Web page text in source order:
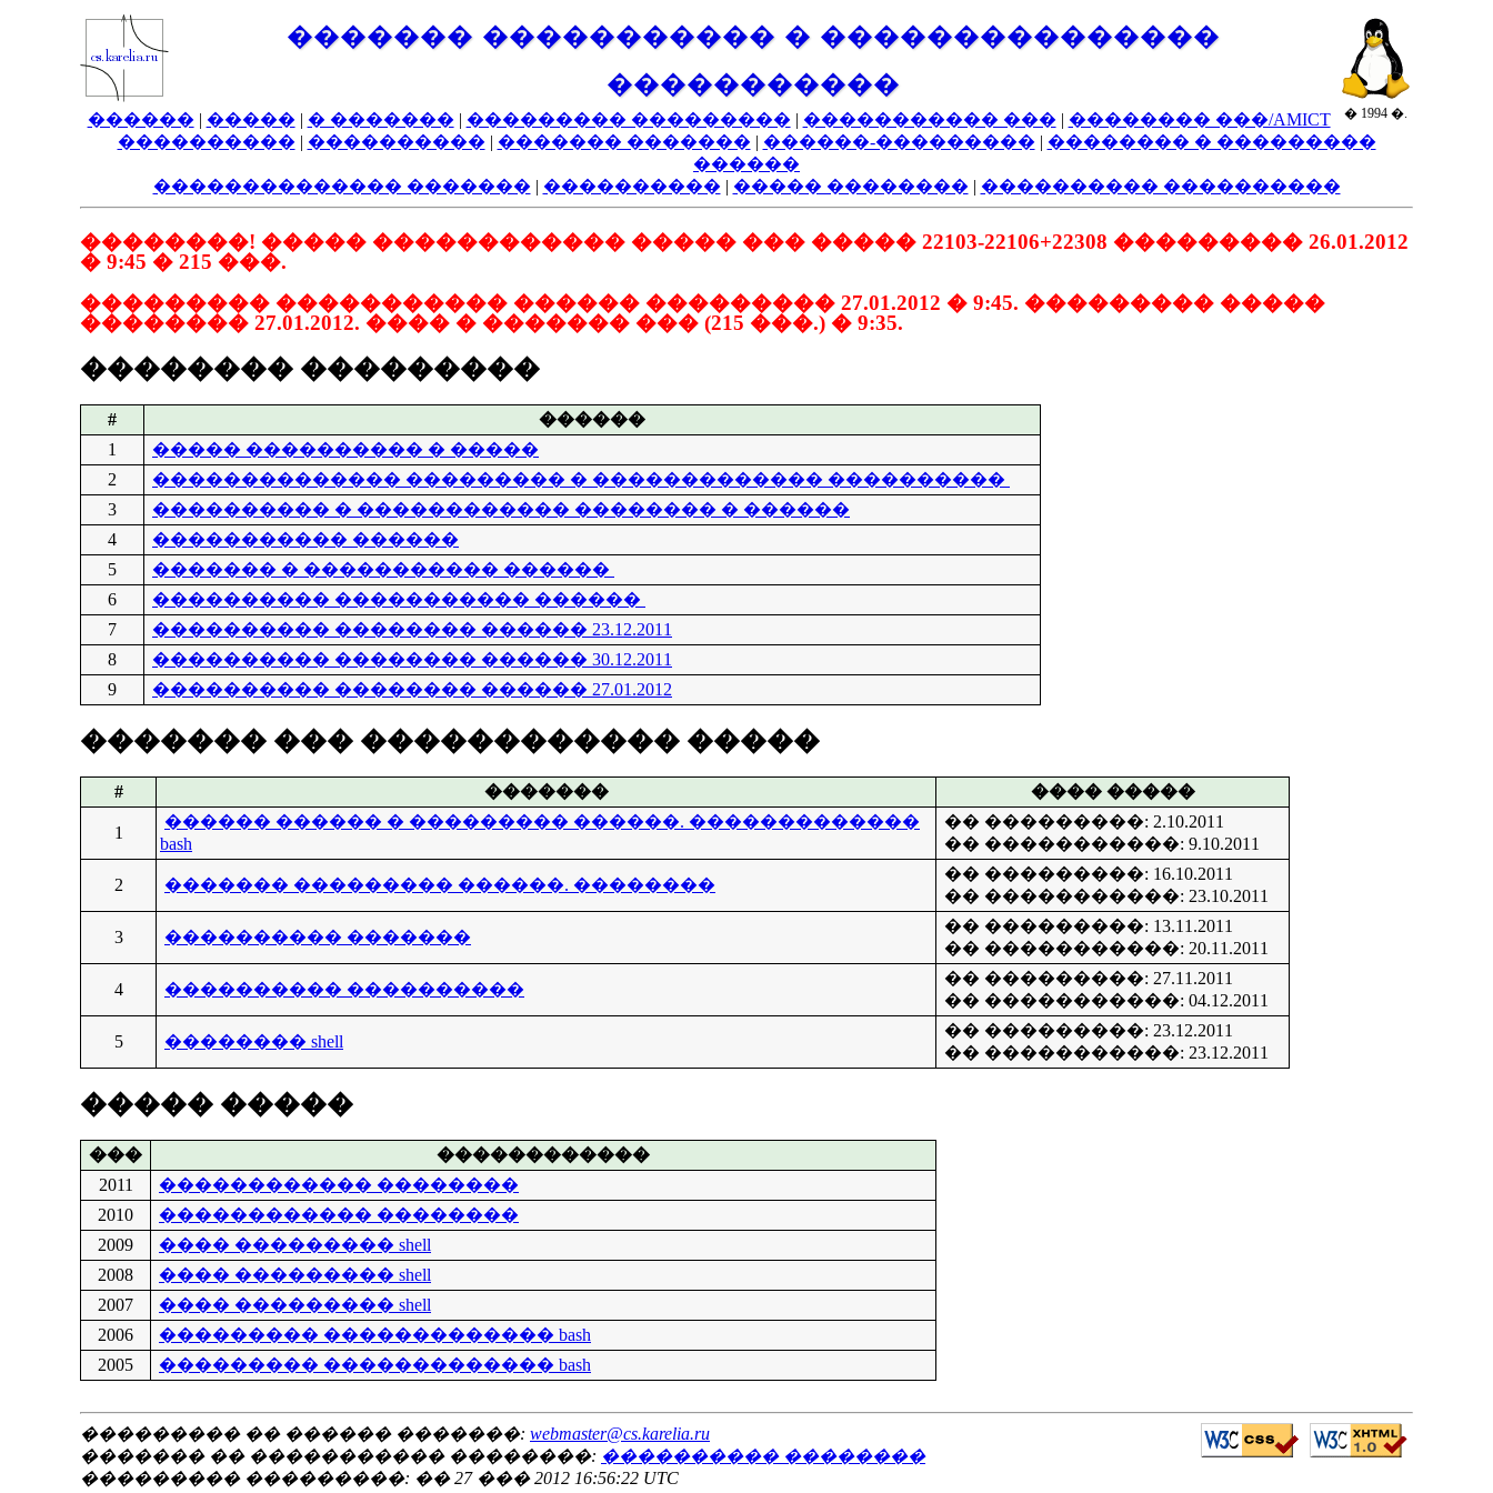
� 1994 �.
������� ����������� � ���������������
�����������
������ | ����� | � ������� | ��������� ��������� | ����������� ��� | �������� ���/AMICT
���������� | ���������� | ������� ������� | ������-��������� | �������� � ���������
������
�������������� ������� | ���������� | ����� �������� | ���������� ����������
��������! ����� ������������ ����� ��� ����� 22103-22106+22308 ��������� 26.01.2012
� 9:45 � 215 ���.
��������� ����������� ������ ��������� 27.01.2012 � 9:45. ��������� �����
�������� 27.01.2012. ���� � ������� ��� (215 ���.) � 9:35.
�������� ���������
#
������
1
����� ���������� � �����
2
�������������� ��������� � ������������� ����������
3
���������� � ������������ �������� � ������
4
����������� ������
5
������� � ����������� ������
6
���������� ����������� ������
7
���������� �������� ������ 23.12.2011
8
���������� �������� ������ 30.12.2011
9
���������� �������� ������ 27.01.2012
������� ��� ������������ �����
# ������� ���� �����
1
������ ������ � ��������� ������. �������������
bash
�� ���������: 2.10.2011
�� �����������: 9.10.2011
2 ������� ��������� ������. ��������
�� ���������: 16.10.2011
�� �����������: 23.10.2011
3 ���������� �������
�� ���������: 13.11.2011
�� �����������: 20.11.2011
4 ���������� ����������
�� ���������: 27.11.2011
�� �����������: 04.12.2011
5 �������� shell
�� ���������: 23.12.2011
�� �����������: 23.12.2011
����� �����
���
������������
2011
������������ ��������
2010
������������ ��������
2009
���� ��������� shell
2008
���� ��������� shell
2007
���� ��������� shell
2006
��������� ������������� bash
2005
��������� ������������� bash
��������� �� ������ �������: webmaster@cs.karelia.ru
������� �� ����������� ��������: ���������� ��������
��������� ���������: �� 27 ��� 2012 16:56:22 UTC